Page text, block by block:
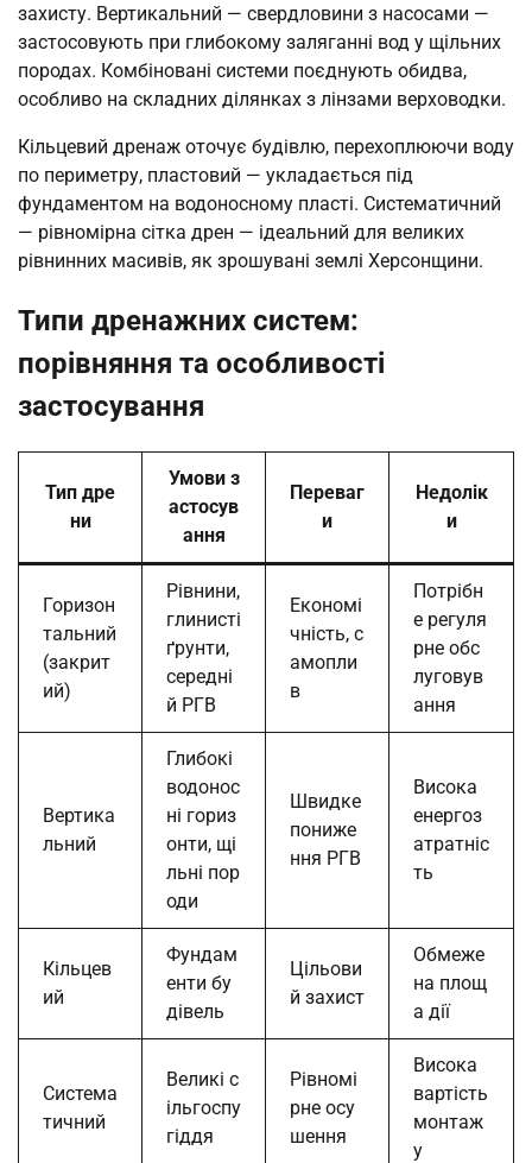
захисту. Вертикальний — свердловини з насосами —
застосовують при глибокому заляганні вод у щільних
породах. Комбіновані системи поєднують обидва,
особливо на складних ділянках з лінзами верховодки.
Кільцевий дренаж оточує будівлю, перехоплюючи воду
по периметру, пластовий — укладається під
фундаментом на водоносному пласті. Систематичний
— рівномірна сітка дрен — ідеальний для великих
рівнинних масивів, як зрошувані землі Херсонщини.
Типи дренажних систем:
порівняння та особливості
застосування
Тип дре
ни
Умови з
астосув
ання
Переваг
и
Недолік
и
Горизон
тальний
(закрит
ий)
Рівнини,
глинисті
ґрунти,
середні
й РГВ
Економі
чність, с
амопли
в
Потрібн
е регуля
рне обс
луговув
ання
Вертика
льний
Глибокі
водонос
ні гориз
онти, щі
льні пор
оди
Швидке
пониже
ння РГВ
Висока
енергоз
атратніс
ть
Кільцев
ий
Фундам
енти бу
дівель
Цільови
й захист
Обмеже
на площ
а дії
Система
тичний
Великі с
ільгоспу
гіддя
Рівномі
рне осу
шення
Висока
вартість
монтаж
у